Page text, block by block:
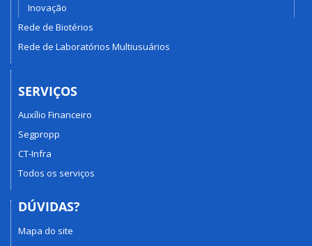
Inovação
Rede de Biotérios
Rede de Laboratórios Multiusuários
SERVIÇOS
Auxílio Financeiro
Segpropp
CT-Infra
Todos os serviços
DÚVIDAS?
Mapa do site